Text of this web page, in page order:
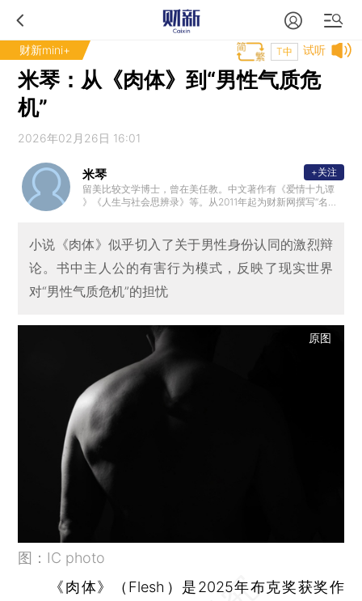
财新mini+ 试听
T中
米琴：从《肉体》到“男性气质危
机”
2026年02月26日 16:01
米琴
留美比较文学博士，曾在美任教。中文著作有《爱情十九谭
》《人生与社会思辨录》等。从2011年起为财新网撰写“名著
+关注
小说《肉体》似乎切入了关于男性身份认同的激烈辩
论。书中主人公的有害行为模式，反映了现实世界
对“男性气质危机”的担忧
原图
图：IC photo
《肉体》（Flesh）是2025年布克奖获奖作